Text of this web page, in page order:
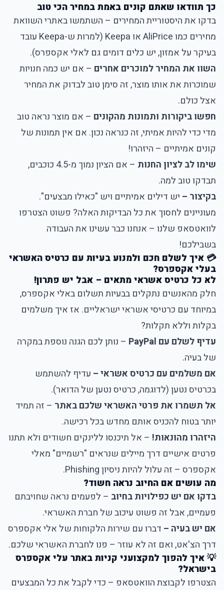
כך תוודאו שאתם קונים באמת במחיר הכי טוב
בדקו את היסטוריית המחירים – השתמשו באתרי השוואת
מחירים כמו AliPrice או Keepa (למרות ש-Keepa עובד
בעיקר על אמזון, יש כלים דומים גם לאלי אקספרס).
השוו את המחיר למוכרים אחרים – אם יש כמה חנויות
שמוכרות את אותו מוצר, זה סימן טוב לבדוק את המחיר
אצל כולם.
חפשו ביקורות ותמונות מהקונים – אם מוצר נראה טוב
מדי כדי להיות אמיתי, זה כנראה נכון. אם אין תמונות של
קונים אמיתיים – היזהרו!
שימו לב לציון החנות
– אם הציון נמוך מ-4.5 כוכבים,
תבדקו טוב למה.
בקיצור – יש דילים אמיתיים ויש "כאילו מבצעים".
מעוניינים לחסוך את כל הבדיקות האלה? פשוט הצטרפו
לוואטסאפ שלנו – אנחנו כבר עשינו את העבודה
בשבילכם!
💳 איך לשלם חכם ולמנוע בעיות עם כרטיס האשראי
בעלי אקספרס?
לא כל כרטיס אשראי מתאים – אבל יש פתרון!
חלק מהאנשים נתקלים בבעיות תשלום באלי אקספרס,
במיוחד עם כרטיסי אשראי ישראליים. אז איך משלמים
בקלות וללא תקלות?
עדיף לשלם עם PayPal
– נותן לכם הגנה נוספת במקרה
של בעיה.
אם משלמים עם כרטיס אשראי – עדיף להשתמש
בכרטיס נטען (לדוגמה, כרטיס נטען של הדואר).
אל תשמרו את פרטי האשראי שלכם באתר – זה תמיד
יותר בטוח להכניס אותם מחדש בכל רכישה.
היזהרו מהונאות! – אל תיכנסו ללינקים חשודים ולא תתנו
פרטים אישיים דרך מיילים שנראים "רשמיים" מאלי
אקספרס – זה עלול להיות ניסיון Phishing.
מה עושים אם החיוב נראה חשוד?
בדקו אם יש כפילויות בחיוב – לפעמים נראה שחויבתם
פעמיים, אבל זה פשוט עיכוב של חברת האשראי.
אם יש בעיה – דברו עם שירות הלקוחות של אלי אקספרס
דרך הצ'אט, ואם זה לא עוזר – פנו לחברת האשראי שלכם.
💡 איך להפוך למקצועני קניות באתר עלי אקספרס
בישראל?
הצטרפו לקבוצת הוואטסאפ – כדי לקבל את כל המבצעים